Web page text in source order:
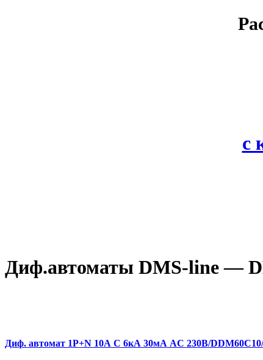
с
Диф.автоматы DMS-line —
Диф. автомат 1P+N 10А С 6кА 30мА AC 230В/